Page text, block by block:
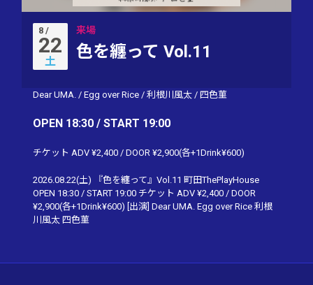
8 /
22
土
来場
色を纏って Vol.11
Dear UMA. / Egg over Rice / 利根川風太 / 四色菫
OPEN 18:30 / START 19:00
チケット ADV ¥2,400 / DOOR ¥2,900(各+1Drink¥600)
2026.08.22(土) 『色を纏って』Vol.11 町田ThePlayHouse
OPEN 18:30 / START 19:00 チケット ADV ¥2,400 / DOOR
¥2,900(各+1Drink¥600) [出演] Dear UMA. Egg over Rice 利根
川風太 四色菫